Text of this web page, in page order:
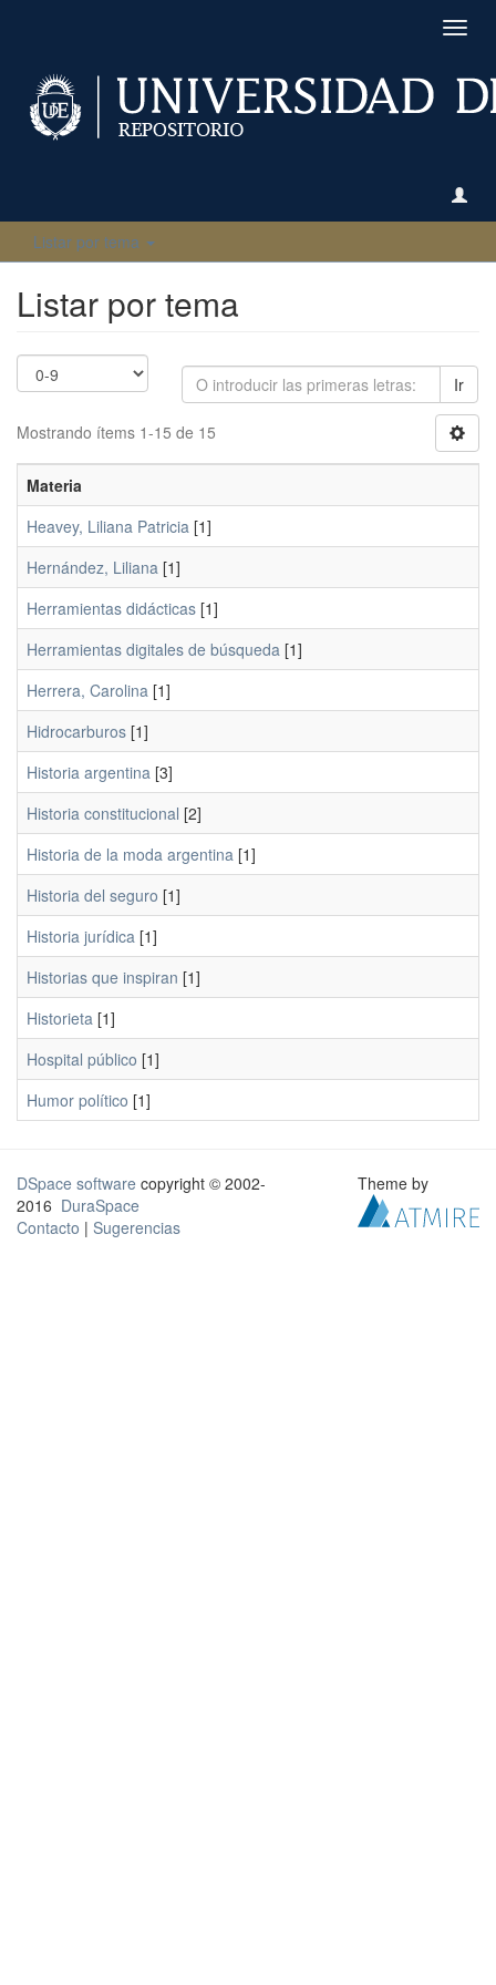
Listar por tema
Listar por tema
Ir
Mostrando ítems 1-15 de 15
Materia
Heavey, Liliana Patricia [1]
Hernández, Liliana [1]
Herramientas didácticas [1]
Herramientas digitales de búsqueda [1]
Herrera, Carolina [1]
Hidrocarburos [1]
Historia argentina [3]
Historia constitucional [2]
Historia de la moda argentina [1]
Historia del seguro [1]
Historia jurídica [1]
Historias que inspiran [1]
Historieta [1]
Hospital público [1]
Humor político [1]
DSpace software copyright © 2002-
2016 DuraSpace
Contacto | Sugerencias
Theme by